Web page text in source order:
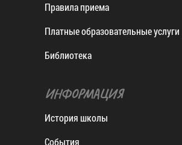
Правила приема
Платные образовательные услуги
Библиотека
ИНФОРМАЦИЯ
История школы
События